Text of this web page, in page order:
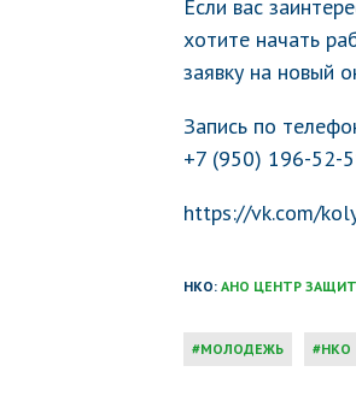
Если вас
хотите начать
заявку на новый
Запись по
+7 (950) 196-52-
https://vk.com/
НКО: АНО ЦЕНТР
МОЛОДЕЖЬ НКО